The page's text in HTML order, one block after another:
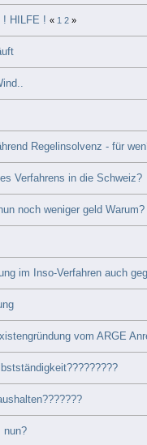
! HILFE ! « 1 2»
Regelinsolvenz - für
Verfahrens in die Schweiz?
noch weniger geld Warum?
im Inso-Verfahren auch
vom ARGE
nun?